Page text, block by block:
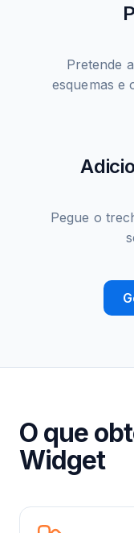
Pretende
esquemas e
Pegue o
O que
Widget